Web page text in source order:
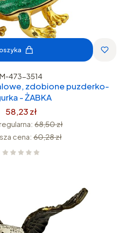
M-473-3514
zdobione puzderko-
- ŻABKA
58,23 zł
68,50 zł
cena: 60,28 zł